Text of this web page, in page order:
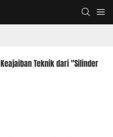
Teknik dari "Silinder